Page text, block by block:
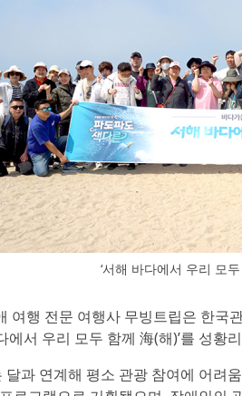
‘서해 바다에서 우리 모
여행 전문 여행사 무빙트립은 한국
에서 우리 모두 함께 海(해)’를 성황
과 연계해 평소 관광 참여에 어려